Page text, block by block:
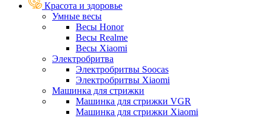
Красота и здоровье
Умные весы
Весы Honor
Весы Realme
Весы Xiaomi
Электробритва
Электробритвы Soocas
Электробритвы Xiaomi
Машинка для стрижки
Машинка для стрижки VGR
Машинка для стрижки Xiaomi